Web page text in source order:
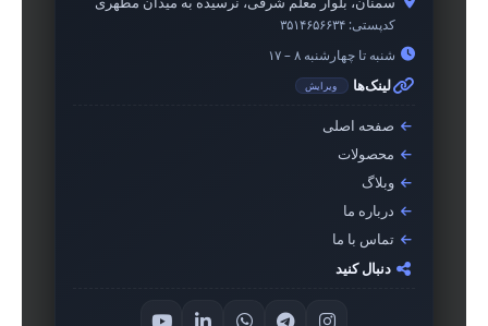
کدپستی: ۳۵۱۴۶۵۶۶۳۴
شنبه تا چهارشنبه ۸ – ۱۷
لینک‌ها ویرایش
صفحه اصلی
محصولات
وبلاگ
درباره ما
تماس با ما
دنبال کنید